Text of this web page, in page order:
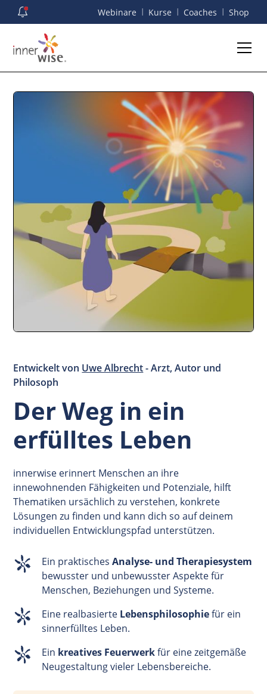
Webinare I Kurse I Coaches I Shop
Entwickelt von Uwe Albrecht- Arzt, Autor und
Philosoph
Der Weg in ein
erfülltes Leben
innerwise erinnert Menschen an ihre
innewohnenden Fähigkeiten und Potenziale, hilft
Thematiken ursächlich zu verstehen, konkrete
Lösungen zu finden und kann dich so auf deinem
individuellen Entwicklungspfad unterstützen.
Ein praktischesAnalyse- und Therapiesystem
bewusster und unbewusster Aspekte für
Menschen, Beziehungen und Systeme.
Eine realbasierte Lebensphilosophiefür ein
sinnerfülltes Leben.
Ein kreatives Feuerwerkfür eine zeitgemäße
Neugestaltung vieler Lebensbereiche.